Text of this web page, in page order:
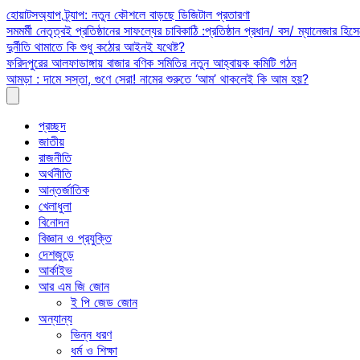
Skip
to
content
হোয়াটসঅ্যাপ ট্র্যাপ: নতুন কৌশলে বাড়ছে ডিজিটাল প্রতারণা
সমমর্মী নেতৃত্বই প্রতিষ্ঠানের সাফল্যের চাবিকাঠি :প্রতিষ্ঠান প্রধান/ বস/ ম্যানেজার
দুর্নীতি থামাতে কি শুধু কঠোর আইনই যথেষ্ট?
ফরিদপুরের আলফাডাঙ্গায় বাজার বণিক সমিতির নতুন আহ্বায়ক কমিটি গঠন
আমড়া : দামে সস্তা, গুণে সেরা! নামের শুরুতে ‘আম’ থাকলেই কি আম হয়?
প্রচ্ছদ
জাতীয়
রাজনীতি
অর্থনীতি
আন্তর্জাতিক
খেলাধুলা
বিনোদন
বিজ্ঞান ও প্রযুক্তি
দেশজুড়ে
আর্কাইভ
আর এম জি জোন
ই পি জেড জোন
অন্যান্য
ভিন্ন ধরণ
ধর্ম ও শিক্ষা